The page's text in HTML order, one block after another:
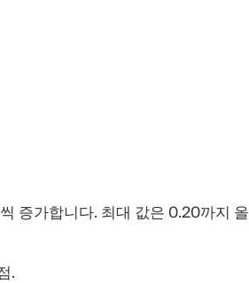
증가합니다. 최대 값은 0.20까지 올
.